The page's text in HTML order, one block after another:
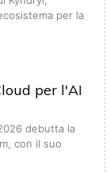
per la
per l'AI
debutta la
con il suo